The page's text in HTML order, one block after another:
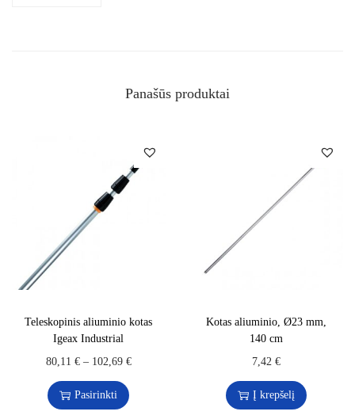
Panašūs produktai
Teleskopinis aliuminio kotas
Igeax Industrial
80,11 €– 102,69 €
Pasirinkti
Kotas aliuminio, Ø23 mm,
140 cm
7,42 €
Į krepšelį